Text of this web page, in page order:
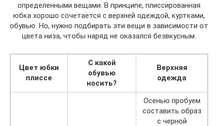
определенными вещами. В принципе, плиссированная
юбка хорошо сочетается с верхней одеждой, куртками,
обувью. Но, нужно подбирать эти вещи в зависимости от
цвета низа, чтобы наряд не оказался безвкусным.
Цвет юбки
плиссе
С какой
обувью
носить?
Верхняя
одежда
Осенью пробуем
составить образ
с черной